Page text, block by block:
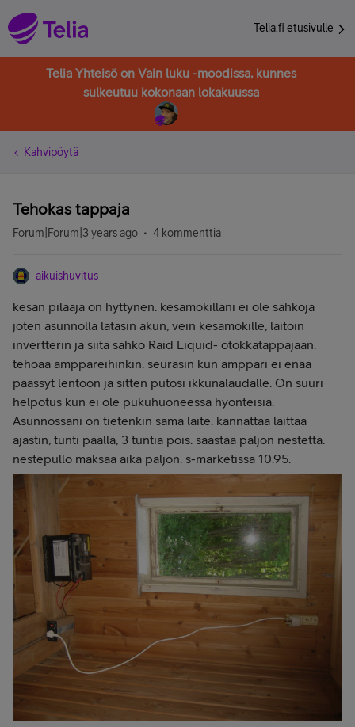
Telia.fi etusivulle
Telia Yhteisö on Vain luku -moodissa, kunnes
sulkeutuu kokonaan lokakuussa
Kahvipöytä
Tehokas tappaja
Forum|Forum|3 years ago 4 kommenttia
aikuishuvitus
kesän pilaaja on hyttynen. kesämökilläni ei ole sähköjä
joten asunnolla latasin akun, vein kesämökille, laitoin
invertterin ja siitä sähkö Raid Liquid- ötökkätappajaan.
tehoaa amppareihinkin. seurasin kun amppari ei enää
päässyt lentoon ja sitten putosi ikkunalaudalle. On suuri
helpotus kun ei ole pukuhuoneessa hyönteisiä.
Asunnossani on tietenkin sama laite. kannattaa laittaa
ajastin, tunti päällä, 3 tuntia pois. säästää paljon nestettä.
nestepullo maksaa aika paljon. s-marketissa 10.95.